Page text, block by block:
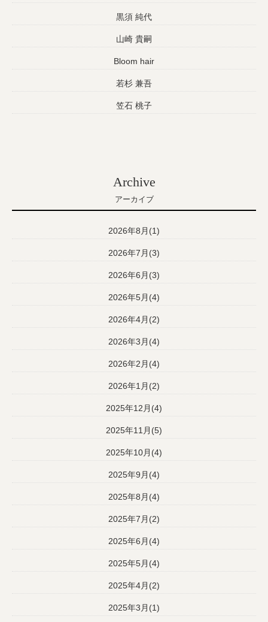
黒須 純代
山崎 貴嗣
Bloom hair
若杉 兼吾
笠石 桃子
Archive
アーカイブ
2026年8月(1)
2026年7月(3)
2026年6月(3)
2026年5月(4)
2026年4月(2)
2026年3月(4)
2026年2月(4)
2026年1月(2)
2025年12月(4)
2025年11月(5)
2025年10月(4)
2025年9月(4)
2025年8月(4)
2025年7月(2)
2025年6月(4)
2025年5月(4)
2025年4月(2)
2025年3月(1)